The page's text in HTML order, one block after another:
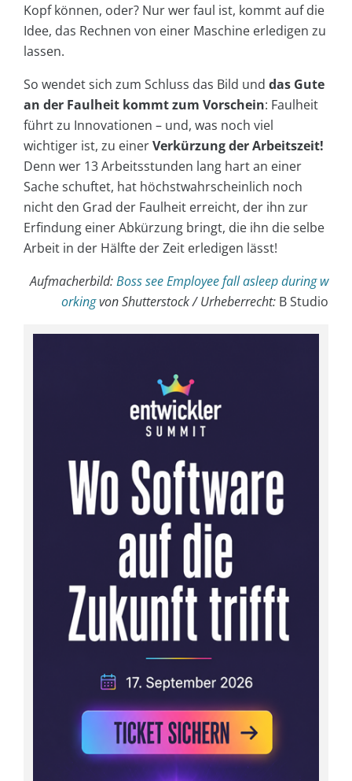
Kopf können, oder? Nur wer faul ist, kommt auf die
Idee, das Rechnen von einer Maschine erledigen zu
lassen.
So wendet sich zum Schluss das Bild und das Gute
an der Faulheit kommt zum Vorschein: Faulheit
führt zu Innovationen – und, was noch viel
wichtiger ist, zu einerVerkürzung der Arbeitszeit!
Denn wer 13 Arbeitsstunden lang hart an einer
Sache schuftet, hat höchstwahrscheinlich noch
nicht den Grad der Faulheit erreicht, der ihn zur
Erfindung einer Abkürzung bringt, die ihn die selbe
Arbeit in der Hälfte der Zeit erledigen lässt!
Aufmacherbild:Boss see Employee fall asleep during w
orkingvon Shutterstock / Urheberrecht: B Studio